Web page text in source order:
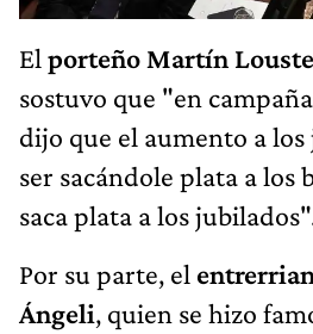
El porteño Martín
sostuvo que "en
dijo que el aumento a
ser sacándole plata a los
saca plata a los
Por su parte, el
Ángeli, quien se hizo